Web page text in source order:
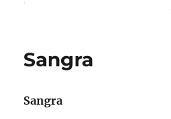
Sangra
Sangra